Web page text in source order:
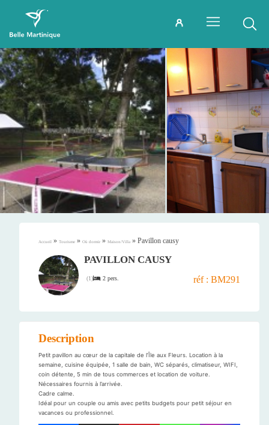
Accueil » Tourisme » Où dormir » Maison/Villa » Pavillon causy
PAVILLON CAUSY
(1) 2 pers. réf : BM291
Description
Petit pavillon au cœur de la capitale de l’Île aux Fleurs. Location à la
semaine, cuisine équipée, 1 salle de bain, WC séparés, climatiseur, WIFI,
coin détente, 5 min de tous commerces et location de voiture.
Nécessaires fournis à l’arrivée.
Cadre calme.
Idéal pour un couple ou amis avec petits budgets pour petit séjour en
vacances ou professionnel.